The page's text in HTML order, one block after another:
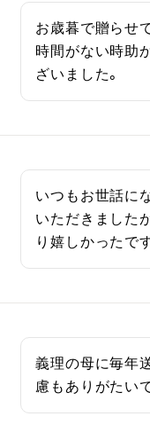
お歳暮で贈らせ
時間がない時助
ざいました。
いつもお世話に
いただきました
り嬉しかったです
義理の母に毎年
慮もありがたい